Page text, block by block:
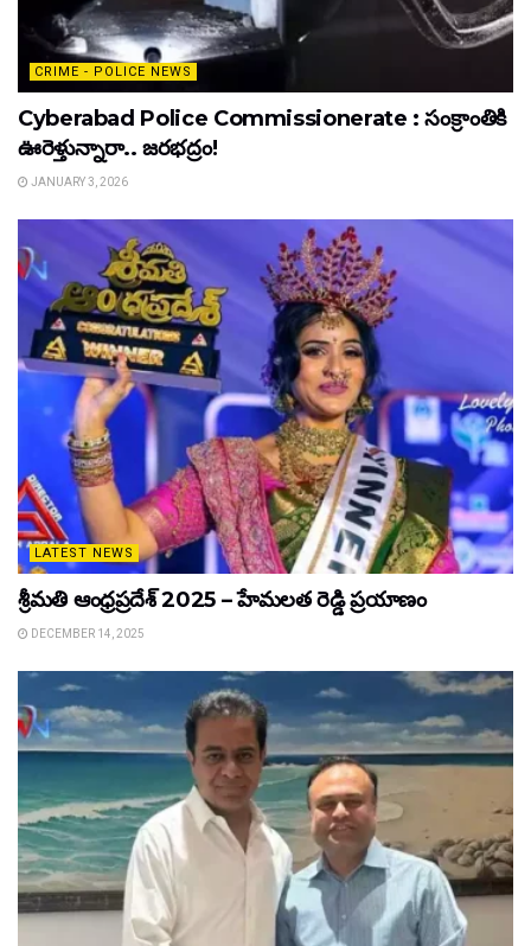
CRIME - POLICE NEWS
Cyberabad Police Commissionerate : సంక్రాంతికి
ఊరెళ్తున్నారా.. జరభద్రం!
JANUARY 3, 2026
LATEST NEWS
శ్రీమతి ఆంధ్రప్రదేశ్ 2025 – హేమలత రెడ్డి ప్రయాణం
DECEMBER 14, 2025